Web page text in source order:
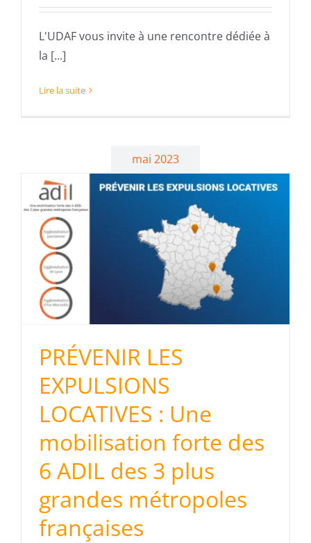
L'UDAF vous invite à une rencontre dédiée à
la [...]
Lire la suite
mai 2023
PRÉVENIR LES
EXPULSIONS
LOCATIVES : Une
mobilisation forte des
6 ADIL des 3 plus
grandes métropoles
françaises